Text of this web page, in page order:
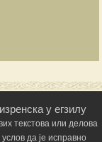
у егзилу
текстова или делова
да је исправно